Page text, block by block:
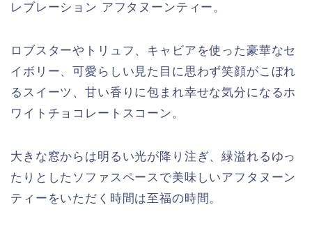
レブレーション アフタヌーンティー。
ロブスターやトリュフ、キャビアを使った豪華なセ
イボリー、可愛らしい見た目に思わず笑顔がこぼれ
るスイーツ、甘い香りに包まれ幸せな気分になるホ
ワイトチョコレートスコーン。
大きな窓からは明るい光が降り注ぎ、緑溢れるゆっ
たりとしたソファスペースで美味しいアフタヌーン
ティーをいただく時間は至福の時間。